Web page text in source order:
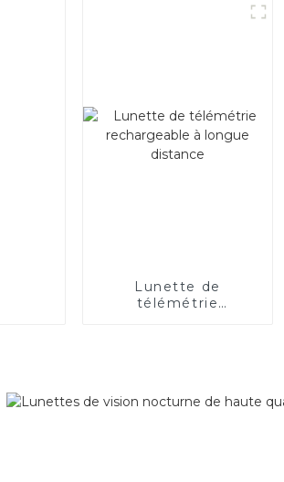
Lunette de
télémétrie